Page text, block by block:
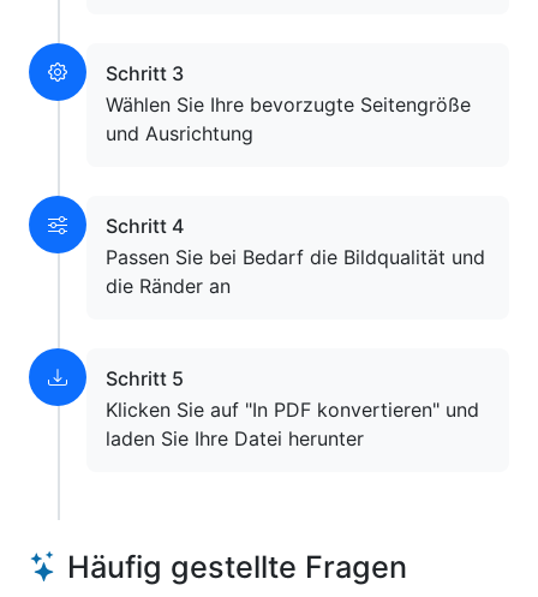
Schritt 3
Wählen Sie Ihre bevorzugte Seitengröße
und Ausrichtung
Schritt 4
Passen Sie bei Bedarf die Bildqualität und
die Ränder an
Schritt 5
Klicken Sie auf "In PDF konvertieren" und
laden Sie Ihre Datei herunter
Häufig gestellte Fragen